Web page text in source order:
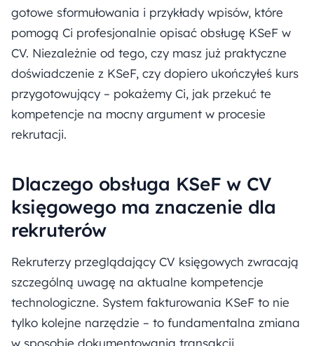
gotowe sformułowania i przykłady wpisów, które
pomogą Ci profesjonalnie opisać obsługę KSeF w
CV. Niezależnie od tego, czy masz już praktyczne
doświadczenie z KSeF, czy dopiero ukończyłeś kurs
przygotowujący – pokażemy Ci, jak przekuć te
kompetencje na mocny argument w procesie
rekrutacji.
Dlaczego obsługa KSeF w CV
księgowego ma znaczenie dla
rekruterów
Rekruterzy przeglądający CV księgowych zwracają
szczególną uwagę na aktualne kompetencje
technologiczne. System fakturowania KSeF to nie
tylko kolejne narzędzie – to fundamentalna zmiana
w sposobie dokumentowania transakcji